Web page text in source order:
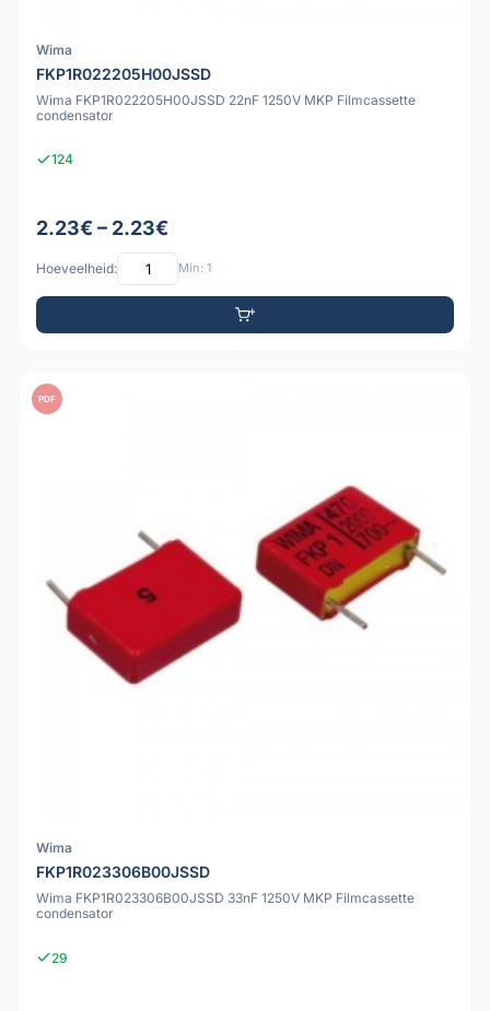
Wima
FKP1R022205H00JSSD
Wima FKP1R022205H00JSSD 22nF 1250V MKP Filmcassette
condensator
124
2.23€ – 2.23€
Hoeveelheid: Min: 1
PDF
Wima
FKP1R023306B00JSSD
Wima FKP1R023306B00JSSD 33nF 1250V MKP Filmcassette
condensator
29